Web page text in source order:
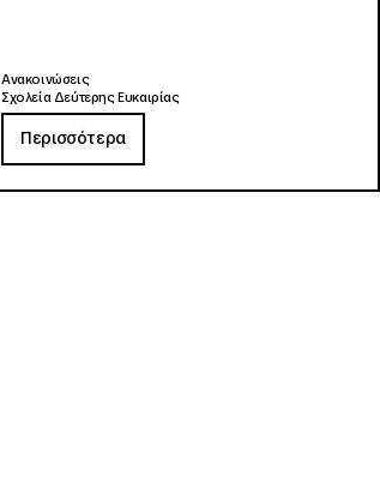
Ανακοινώσεις
Σχολεία Δεύτερης Ευκαιρίας
Περισσότερα